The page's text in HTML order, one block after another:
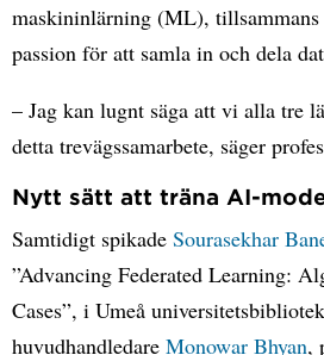
maskininlärning (ML),
passion för att samla in och dela
– Jag kan lugnt säga att vi alla tre
detta trevägssamarbete, säger
Nytt sätt att träna AI-
Samtidigt spikade Sourasekhar
”Advancing Federated Learning:
Cases”, i Umeå
huvudhandledare Monowar Bhyan,